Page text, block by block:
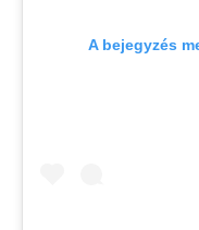
A bejegyzés